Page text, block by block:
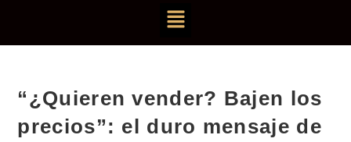
“¿Quieren vender? Bajen los
precios”: el duro mensaje de